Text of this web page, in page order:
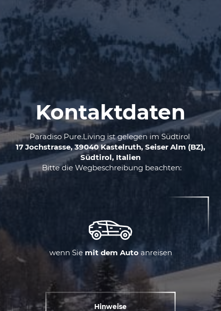
Kontaktdaten
Paradiso Pure.Living ist gelegen im Südtirol
17 Jochstrasse, 39040 Kastelruth, Seiser Alm (BZ),
Südtirol, Italien
Bitte die Wegbeschreibung beachten:
wenn Sie mitdem Autoanreisen
Hinweise